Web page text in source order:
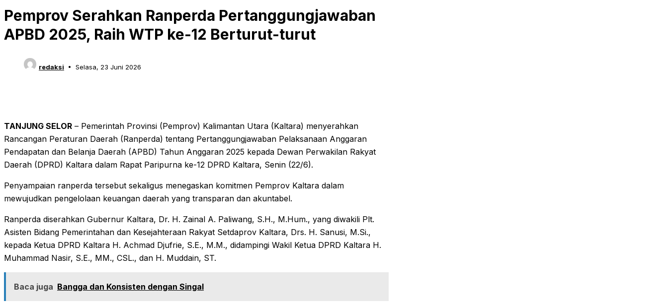
Pemprov Serahkan Ranperda Pertanggungjawaban
APBD 2025, Raih WTP ke-12 Berturut-turut
redaksi Selasa, 23 Juni 2026
TANJUNG SELOR – Pemerintah Provinsi (Pemprov) Kalimantan Utara (Kaltara) menyerahkan
Rancangan Peraturan Daerah (Ranperda) tentang Pertanggungjawaban Pelaksanaan Anggaran
Pendapatan dan Belanja Daerah (APBD) Tahun Anggaran 2025 kepada Dewan Perwakilan Rakyat
Daerah (DPRD) Kaltara dalam Rapat Paripurna ke-12 DPRD Kaltara, Senin (22/6).
Penyampaian ranperda tersebut sekaligus menegaskan komitmen Pemprov Kaltara dalam
mewujudkan pengelolaan keuangan daerah yang transparan dan akuntabel.
Ranperda diserahkan Gubernur Kaltara, Dr. H. Zainal A. Paliwang, S.H., M.Hum., yang diwakili Plt.
Asisten Bidang Pemerintahan dan Kesejahteraan Rakyat Setdaprov Kaltara, Drs. H. Sanusi, M.Si.,
kepada Ketua DPRD Kaltara H. Achmad Djufrie, S.E., M.M., didampingi Wakil Ketua DPRD Kaltara H.
Muhammad Nasir, S.E., MM., CSL., dan H. Muddain, ST.
Baca juga Bangga dan Konsisten dengan Singal